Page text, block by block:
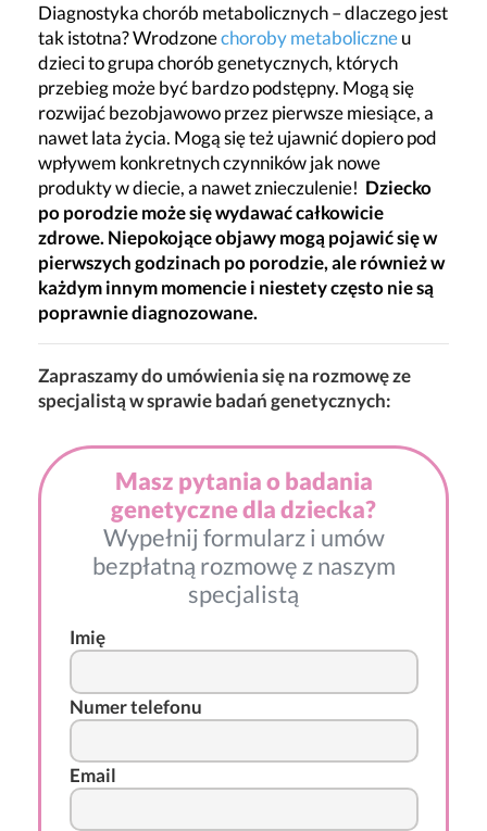
Diagnostyka chorób metabolicznych – dlaczego jest
tak istotna? Wrodzonechoroby metaboliczneu
dzieci to grupa chorób genetycznych, których
przebieg może być bardzo podstępny. Mogą się
rozwijać bezobjawowo przez pierwsze miesiące, a
nawet lata życia. Mogą się też ujawnić dopiero pod
wpływem konkretnych czynników jak nowe
produkty w diecie, a nawet znieczulenie! Dziecko
po porodzie może się wydawać całkowicie
zdrowe. Niepokojące objawy mogą pojawić się w
pierwszych godzinach po porodzie, ale również w
każdym innym momencie i niestety często nie są
poprawnie diagnozowane.
Zapraszamy do umówienia się na rozmowę ze
specjalistą w sprawie badań genetycznych:
Masz pytania o badania
genetyczne dla dziecka?
Wypełnij formularz i umów
bezpłatną rozmowę z naszym
specjalistą
Imię
Numer telefonu
Email